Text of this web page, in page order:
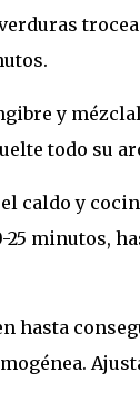
y
todo su
caldo y
25 minutos,
hasta